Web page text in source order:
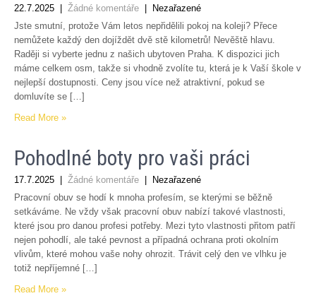
22.7.2025 Žádné komentáře
| Nezařazené
Jste smutní, protože Vám letos nepřidělili pokoj na koleji? Přece
nemůžete každý den dojíždět dvě stě kilometrů! Nevěště hlavu.
Raději si vyberte jednu z našich ubytoven Praha. K dispozici jich
máme celkem osm, takže si vhodně zvolíte tu, která je k Vaší škole v
nejlepší dostupnosti. Ceny jsou více než atraktivní, pokud se
domluvíte se […]
Read More »
Pohodlné boty pro vaši práci
17.7.2025 Žádné komentáře
| Nezařazené
Pracovní obuv se hodí k mnoha profesím, se kterými se běžně
setkáváme. Ne vždy však pracovní obuv nabízí takové vlastnosti,
které jsou pro danou profesi potřeby. Mezi tyto vlastnosti přitom patří
nejen pohodlí, ale také pevnost a případná ochrana proti okolním
vlivům, které mohou vaše nohy ohrozit. Trávit celý den ve vlhku je
totiž nepříjemné […]
Read More »